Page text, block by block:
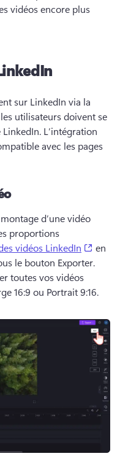
vidéos encore plus
sur LinkedIn via la
utilisateurs doivent se
LinkedIn. L’intégration
avec les pages
d’une vidéo
proportions
vidéos LinkedIn
en
toutes vos vidéos
16:9 ou Portrait 9:16.